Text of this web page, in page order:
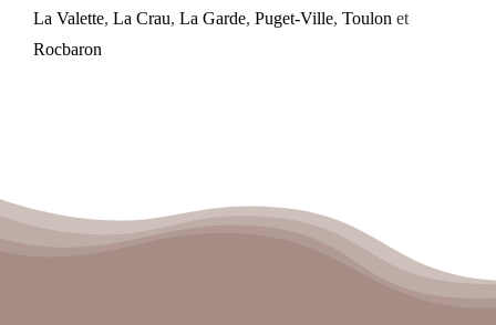
La Valette, La Crau, La Garde, Puget-Ville, Toulon et
Rocbaron